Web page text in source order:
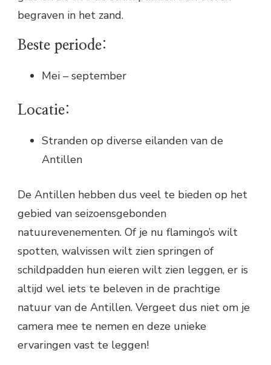
begraven in het zand.
Beste periode:
Mei – september
Locatie:
Stranden op diverse eilanden van de
Antillen
De Antillen hebben dus veel te bieden op het
gebied van seizoensgebonden
natuurevenementen. Of je nu flamingo’s wilt
spotten, walvissen wilt zien springen of
schildpadden hun eieren wilt zien leggen, er is
altijd wel iets te beleven in de prachtige
natuur van de Antillen. Vergeet dus niet om je
camera mee te nemen en deze unieke
ervaringen vast te leggen!